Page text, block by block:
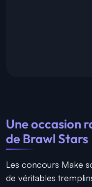
Une occasion
de Brawl Stars
Les concours Make
de véritables